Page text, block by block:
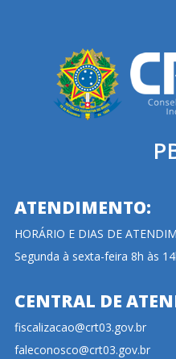
ATENDIMENTO:
HORÁRIO E DIAS DE
Segunda à sexta-feira 8h às
CENTRAL DE
fiscalizacao@crt03.gov.br
faleconosco@crt03.gov.br